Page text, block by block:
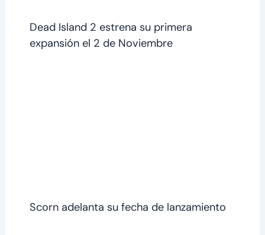
Dead Island 2 estrena su primera
expansión el 2 de Noviembre
Scorn adelanta su fecha de lanzamiento